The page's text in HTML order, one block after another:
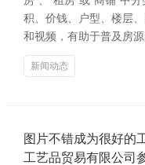
积、价钱、户型、楼层
和视频，有助于普及房
新闻动态
图片不错成为很好的
工艺品贸易有限公司